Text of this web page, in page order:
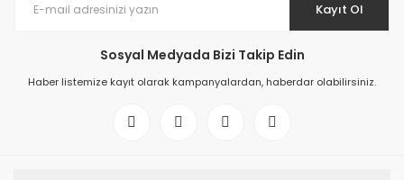
Kayıt Ol
Sosyal Medyada Bizi Takip Edin
Haber listemize kayıt olarak kampanyalardan, haberdar olabilirsiniz.